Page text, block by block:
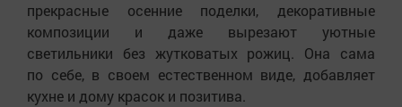
прекрасные осенние поделки, декоративные
композиции и даже вырезают уютные
светильники без жутковатых рожиц. Она сама
по себе, в своем естественном виде, добавляет
кухне и дому красок и позитива.